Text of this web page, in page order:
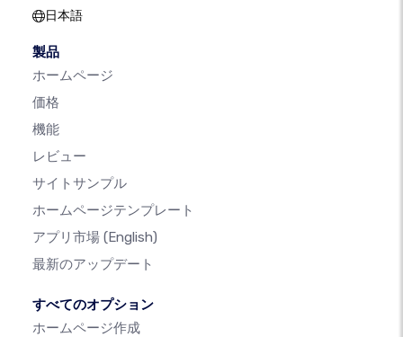
日本語
製品
ホームページ
価格
機能
レビュー
サイトサンプル
ホームページテンプレート
アプリ市場 (English)
最新のアップデート
すべてのオプション
ホームページ作成